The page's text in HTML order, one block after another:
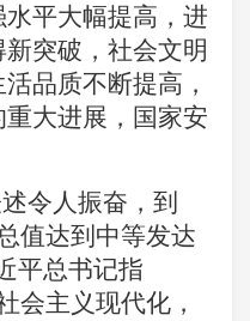
平大幅提高，进
突破，社会文明
品质不断提高，
大进展，国家安
令人振奋，到
值达到中等发达
平总书记指
会主义现代化，